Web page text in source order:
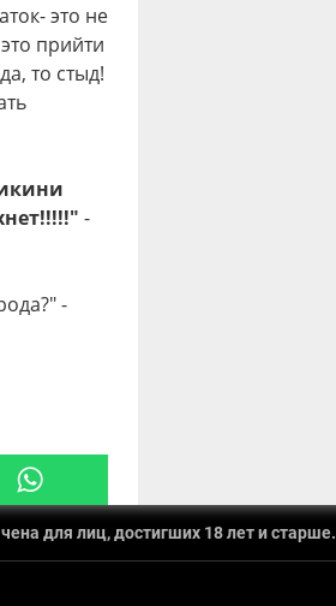
это не
прийти
то стыд!
-
-
для лиц, достигших 18 лет и старше.